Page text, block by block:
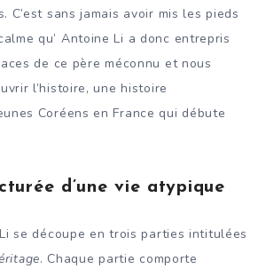
C’est sans jamais avoir mis les pieds
qu’ Antoine Li a donc entrepris
de ce père méconnu et nous
l’histoire, une histoire
Coréens en France qui débute
d’une vie atypique
se découpe en trois parties intitulées
. Chaque partie comporte